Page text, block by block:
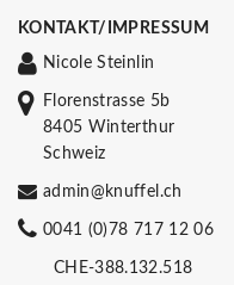
KONTAKT/IMPRESSUM
Nicole Steinlin
Florenstrasse 5b
8405 Winterthur
Schweiz
admin@knuffel.ch
0041 (0)78 717 12 06
CHE-388.132.518